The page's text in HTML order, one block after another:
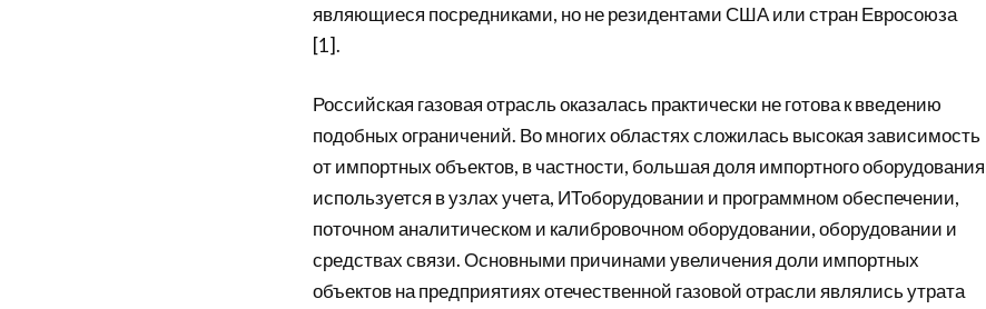
являющиеся посредниками, но не резидентами США или стран Евросоюза
[1].
Российская газовая отрасль оказалась практически не готова к введению
подобных ограничений. Во многих областях сложилась высокая зависимость
от импортных объектов, в частности, большая доля импортного оборудования
используется в узлах учета, ИТоборудовании и программном обеспечении,
поточном аналитическом и калибровочном оборудовании, оборудовании и
средствах связи. Основными причинами увеличения доли импортных
объектов на предприятиях отечественной газовой отрасли являлись утрата